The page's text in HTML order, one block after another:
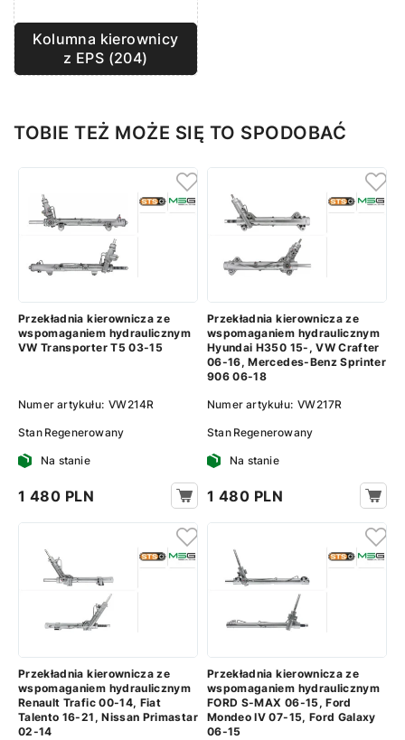
Kolumna kierownicy
z EPS (204)
TOBIE TEŻ MOŻE SIĘ TO SPODOBAĆ
Przekładnia kierownicza ze
wspomaganiem hydraulicznym
VW Transporter T5 03-15
Numer artykułu: VW214R
Stan Regenerowany
Na stanie
1 480 PLN
Przekładnia kierownicza ze
wspomaganiem hydraulicznym
Hyundai H350 15-, VW Crafter
06-16, Mercedes-Benz Sprinter
906 06-18
Numer artykułu: VW217R
Stan Regenerowany
Na stanie
1 480 PLN
Przekładnia kierownicza ze
wspomaganiem hydraulicznym
Renault Trafic 00-14, Fiat
Talento 16-21, Nissan Primastar
02-14
Przekładnia kierownicza ze
wspomaganiem hydraulicznym
FORD S-MAX 06-15, Ford
Mondeo IV 07-15, Ford Galaxy
06-15